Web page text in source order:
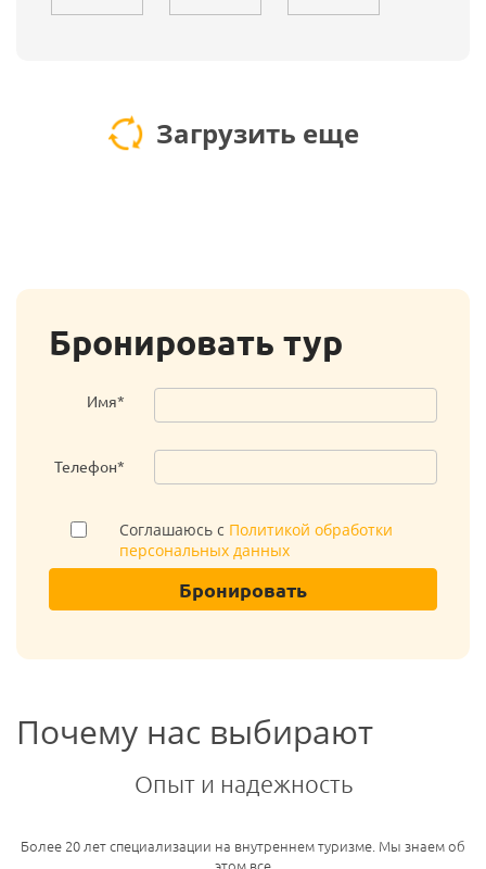
Загрузить еще
Бронировать тур
Имя*
Телефон*
Соглашаюсь с Политикой обработки
персональных данных
Бронировать
Почему нас выбирают
Опыт и надежность
Более 20 лет специализации на внутреннем туризме. Мы знаем об